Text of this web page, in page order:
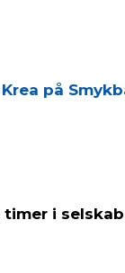
Krea på
i